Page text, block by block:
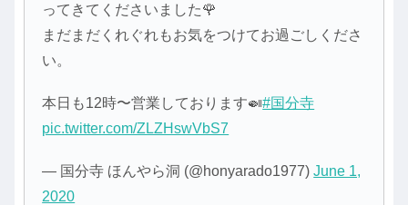
ってきてくださいました🌹
まだまだくれぐれもお気をつけてお過ごしくださ
い。
本日も12時〜営業しております🍛#国分寺
pic.twitter.com/ZLZHswVbS7
— 国分寺 ほんやら洞 (@honyarado1977)June 1,
2020